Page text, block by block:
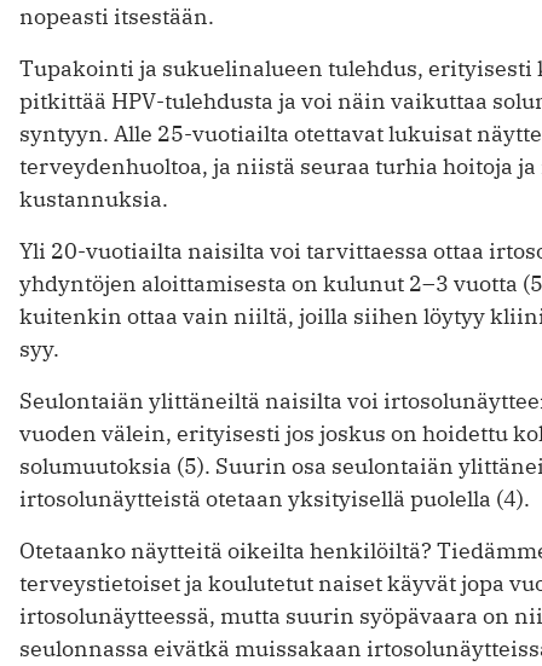
nopeasti itsestään.
Tupakointi ja sukuelinalueen tulehdus, erityisesti
pitkittää HPV-tulehdusta ja voi näin vaikuttaa
syntyyn. Alle 25-vuotiailta otettavat lukuisat
terveydenhuoltoa, ja niistä seuraa turhia hoitoja
kustannuksia.
Yli 20-vuotiailta naisilta voi tarvittaessa ottaa
yhdyntöjen aloittamisesta on kulunut 2–3 vuotta
kuitenkin ottaa vain niiltä, joilla siihen löytyy
syy.
Seulontaiän ylittäneiltä naisilta voi
vuoden välein, erityisesti jos joskus on hoidettu
solumuutoksia (5). Suurin osa seulontaiän
irtosolunäytteistä otetaan yksityisellä puolella (4).
Otetaanko näytteitä oikeilta henkilöiltä?
terveystietoiset ja koulutetut naiset käyvät jopa
irtosolunäytteessä, mutta suurin syöpävaara on
seulonnassa eivätkä muissakaan